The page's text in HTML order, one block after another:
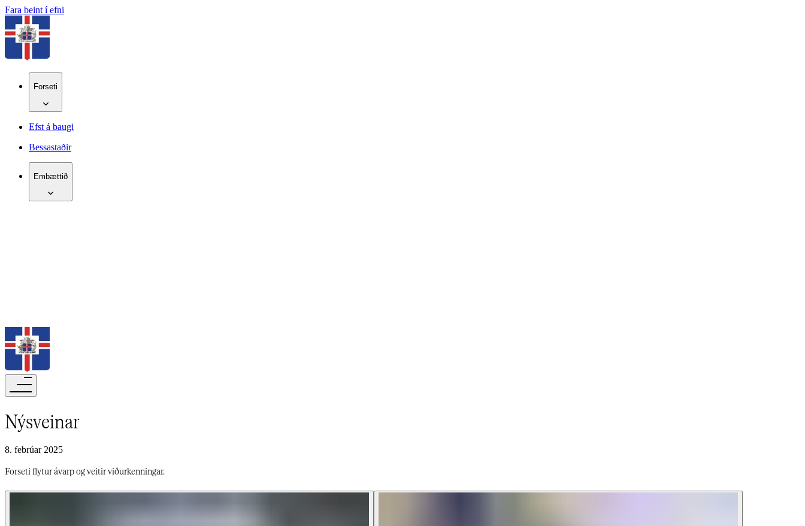
Fara beint í efni
Forseti
Efst á baugi
Bessastaðir
Embættið
Nýsveinar​​​​‌ ‍ ​‍​‍‌‍ ‌ ​‍‌‍‍‌‌‍‌ ‌‍‍‌‌‍ ‍​‍​‍​ ‍‍​‍​‍‌ ​ ‌‍​‌‌‍ ‍‌‍‍‌‌ ‌​‌ ‍‌​‍ ‍‌‍‍‌‌‍ ​‍​‍​‍ ​​‍​‍‌‍‍​‌ ​‍‌‍‌‌‌‍‌‍​‍​‍​ ‍‍​‍​‍‌‍‍​‌ ‌​‌ ‌​‌ ​​‌ ​ ​‍ ​‍ ‌‍‌‍‌‍ ‌ ​‍‌ ​ ‌‍‌‌‌ ‌​‌‍‍‌​‍ ‌‌‍‍‌‌ ​ ‌‍ ​‌‍​‌‌‍ ‍‌‍‌​‌ ​ ​‍ ‍‌ ‌‍‌‍‌‌‌ ​‍‌‍​ ‌‍‌‌‌‍ ​​‍ ‍‌‍​‌‌ ​​‌ ​​​‍ ‌ ​ ‌ ‌​‌ ‌‌‌‍‌​‌‍‍‌‌‍ ​‍ ‌‍‍‌‌‍ ‍‌ ‌​‌‍‌‌‌‍ ‍‌ ‌​​‍ ‌‍‌‌‌‍‌​‌‍‍‌‌ ‌​​‍ ‌‍ ‌‌‍ ‌‍‌​‌‍‌‌​ ‌‌ ​​‌ ​‍‌‍‌‌‌ ​ ‌‍‌‌‌‍ ‍‌ ‌​‌‍​‌‌ ‌​‌‍‍‌‌‍ ‌‍ ‍​ ‍ ‌‍‍‌‌‍‌​​ ‌‌ ‌​‌​ ​‌ ​‌‌​ ‌‌​ ​ ‌ ‌‍ ‌‍‍‌‌‍ ​‌‌‍‌‌ ‍‌‌ ‍‍‌‍‌​‌ ‍‌‌‌​ ‌ ‌ ​ ‌‌‌‍‍‌‌‌‍‌​ ​​‌‍‌‍‌​‍​​ ‍ ‌ ‌​‌ ‍‌‌ ​​‌‍‌‌​ ‌‌‍ ‍‌‍‌‌‌ ‌ ‌ ​ ​ ‍ ‌ ​​‌‍​‌‌ ‌​‌‍‍​​ ‌‌ ‌​‌‍‍‌‌ ‌​‌‍ ​‌‍‌‌​ ‌‍​‍‌‍​‌‌ ​ ‌‍‌‌‌‌‌‌‌ ​‍‌‍ ​​ ‌‌‍‍​‌ ‌​‌ ‌​‌ ​​‌ ​ ​‍‌‌​ ​‍‌​‌‍​‍‌‌​ ​‍‌​‌‍‌‍‌‍‌‍ ‌ ​‍‌ ​ ‌‍‌‌‌ ‌​‌‍‍‌​‍ ‌‌‍‍‌‌ ​ ‌‍ ​‌‍​‌‌‍ ‍‌‍‌​‌ ​ ​‍ ‍‌ ‌‍‌‍‌‌‌ ​‍‌‍​ ‌‍‌‌‌‍ ​​‍ ‍‌‍​‌‌ ​​‌ ​​​‍‌‌​ ​‍‌​‌‍‌ ​ ‌ ‌​‌ ‌‌‌‍‌​‌‍‍‌‌‍ ​‍‌‍‌‍‍‌‌‍‌​​ ‌‌ ‌​‌​ ​‌ ​‌‌​ ‌‌​ ​ ‌ ‌‍ ‌‍‍‌‌‍ ​‌‌‍‌‌ ‍‌‌ ‍‍‌‍‌​‌ ‍‌‌‌​ ‌ ‌ ​ ‌‌‌‍‍‌‌‌‍‌​ ​​‌‍‌‍‌​‍​​‍‌‍‌ ‌​‌ ‍‌‌ ​​‌‍‌‌​ ‌‌‍ ‍‌‍‌‌‌ ‌ ‌ ​ ​‍‌‍‌ ​​‌‍​‌‌ ‌​‌‍‍​​ ‌‌ ‌​‌‍‍‌‌ ‌​‌‍ ​‌‍‌‌​‍‌‍‌ ​​‌‍‌‌‌ ​‍‌ ​ ‌ ​​‌‍‌‌‌‍​ ‌ ‌​‌‍‍‌‌ ‌‍‌‍‌‌​ ‌‌ ​​‌ ‌‌‌‍​‍‌‍ ​‌‍‍‌‌ ​ ‌‍‍​‌‍‌‌‌‍‌​​‍​‍‌ ‌
8. febrúar 2025
Forseti flytur ávarp og veitir viðurkenningar.​​​​‌ ‍ ​‍​‍‌‍ ‌ ​‍‌‍‍‌‌‍‌ ‌‍‍‌‌‍ ‍​‍​‍​ ‍‍​‍​‍‌ ​ ‌‍​‌‌‍ ‍‌‍‍‌‌ ‌​‌ ‍‌​‍ ‍‌‍‍‌‌‍ ​‍​‍​‍ ​​‍​‍‌‍‍​‌ ​‍‌‍‌‌‌‍‌‍​‍​‍​ ‍‍​‍​‍‌‍‍​‌ ‌​‌ ‌​‌ ​​‌ ​ ​‍ ​‍ ‌‍‌‍‌‍ ‌ ​‍‌ ​ ‌‍‌‌‌ ‌​‌‍‍‌​‍ ‌‌‍‍‌‌ ​ ‌‍ ​‌‍​‌‌‍ ‍‌‍‌​‌ ​ ​‍ ‍‌ ‌‍‌‍‌‌‌ ​‍‌‍​ ‌‍‌‌‌‍ ​​‍ ‍‌‍​‌‌ ​​‌ ​​​‍ ‌ ​ ‌ ‌​‌ ‌‌‌‍‌​‌‍‍‌‌‍ ​‍ ‌‍‍‌‌‍ ‍‌ ‌​‌‍‌‌‌‍ ‍‌ ‌​​‍ ‌‍‌‌‌‍‌​‌‍‍‌‌ ‌​​‍ ‌‍ ‌‌‍ ‌‍‌​‌‍‌‌​ ‌‌ ​​‌ ​‍‌‍‌‌‌ ​ ‌‍‌‌‌‍ ‍‌ ‌​‌‍​‌‌ ‌​‌‍‍‌‌‍ ‌‍ ‍​ ‍ ‌‍‍‌‌‍‌​​ ‌‌ ‌​‌​ ​‌ ​‌‌​ ‌‌​ ​ ‌ ‌‍ ‌‍‍‌‌‍ ​‌‌‍‌‌ ‍‌‌ ‍‍‌‍‌​‌ ‍‌‌‌​ ‌ ‌ ​ ‌‌‌‍‍‌‌‌‍‌​ ​​‌‍‌‍‌​‍​​ ‍ ‌ ‌​‌ ‍‌‌ ​​‌‍‌‌​ ‌‌‍ ‍‌‍‌‌‌ ‌ ‌ ​ ​ ‍ ‌ ​​‌‍​‌‌ ‌​‌‍‍​​ ‌‌‍‌​‌‍‌‌‌ ​ ‌‍​ ‌ ​‍‌‍‍‌‌ ​​‌ ‌​‌‍‍‌‌‍ ‌‍ ‍​ ‌‍​‍‌‍​‌‌ ​ ‌‍‌‌‌‌‌‌‌ ​‍‌‍ ​​ ‌‌‍‍​‌ ‌​‌ ‌​‌ ​​‌ ​ ​‍‌‌​ ​‍‌​‌‍​‍‌‌​ ​‍‌​‌‍‌‍‌‍‌‍ ‌ ​‍‌ ​ ‌‍‌‌‌ ‌​‌‍‍‌​‍ ‌‌‍‍‌‌ ​ ‌‍ ​‌‍​‌‌‍ ‍‌‍‌​‌ ​ ​‍ ‍‌ ‌‍‌‍‌‌‌ ​‍‌‍​ ‌‍‌‌‌‍ ​​‍ ‍‌‍​‌‌ ​​‌ ​​​‍‌‌​ ​‍‌​‌‍‌ ​ ‌ ‌​‌ ‌‌‌‍‌​‌‍‍‌‌‍ ​‍‌‍‌‍‍‌‌‍‌​​ ‌‌ ‌​‌​ ​‌ ​‌‌​ ‌‌​ ​ ‌ ‌‍ ‌‍‍‌‌‍ ​‌‌‍‌‌ ‍‌‌ ‍‍‌‍‌​‌ ‍‌‌‌​ ‌ ‌ ​ ‌‌‌‍‍‌‌‌‍‌​ ​​‌‍‌‍‌​‍​​‍‌‍‌ ‌​‌ ‍‌‌ ​​‌‍‌‌​ ‌‌‍ ‍‌‍‌‌‌ ‌ ‌ ​ ​‍‌‍‌ ​​‌‍​‌‌ ‌​‌‍‍​​ ‌‌‍‌​‌‍‌‌‌ ​ ‌‍​ ‌ ​‍‌‍‍‌‌ ​​‌ ‌​‌‍‍‌‌‍ ‌‍ ‍​‍‌‍‌ ​​‌‍‌‌‌ ​‍‌ ​ ‌ ​​‌‍‌‌‌‍​ ‌ ‌​‌‍‍‌‌ ‌‍‌‍‌‌​ ‌‌ ​​‌ ‌‌‌‍​‍‌‍ ​‌‍‍‌‌ ​ ‌‍‍​‌‍‌‌‌‍‌​​‍​‍‌ ‌